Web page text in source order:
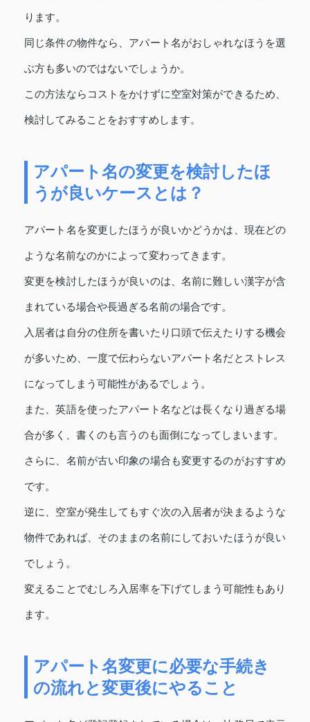
ります。
同じ条件の物件なら、アパート名がおしゃれなほうを選
ぶ方も多いのではないでしょうか。
この方法ならコストをかけずに空室対策ができるため、
検討してみることをおすすめします。
アパート名の変更を検討したほ
うが良いケースとは？
アパート名を変更したほうが良いかどうかは、現在どの
ような名前なのかによって変わってきます。
変更を検討したほうが良いのは、名前に難しい漢字が含
まれている場合や長過ぎる名前の場合です。
入居者は自分の住所を書いたり口頭で伝えたりする機会
が多いため、一度で伝わらないアパート名だとストレス
になってしまう可能性があるでしょう。
また、英語を使ったアパート名などは長くなり過ぎる場
合が多く、書くのも言うのも面倒になってしまいます。
さらに、名前が古い印象の場合も変更するのがおすすめ
です。
逆に、空室が発生してもすぐ次の入居者が決まるような
物件であれば、そのままの名前にしておいたほうが良い
でしょう。
変えることでむしろ入居率を下げてしまう可能性もあり
ます。
アパート名変更に必要な手続き
の流れと変更後にやること